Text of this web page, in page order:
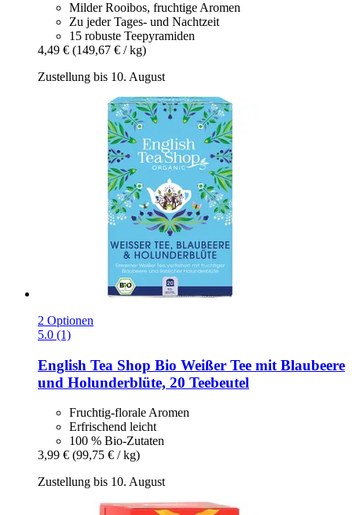
Milder Rooibos, fruchtige Aromen
Zu jeder Tages- und Nachtzeit
15 robuste Teepyramiden
4,49 € (149,67 € / kg)
Zustellung bis 10. August
2 Optionen
5.0 (1)
English Tea Shop Bio Weißer Tee mit Blaubeere
und Holunderblüte, 20 Teebeutel
Fruchtig-florale Aromen
Erfrischend leicht
100 % Bio-Zutaten
3,99 € (99,75 € / kg)
Zustellung bis 10. August